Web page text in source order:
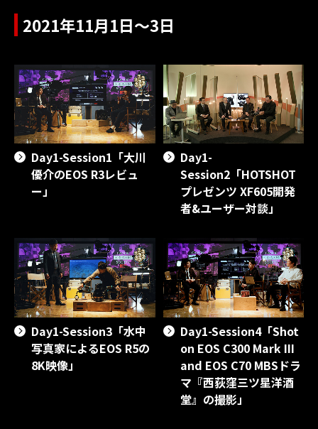
2021年11月1日～3日
Day1-Session1「大川
優介のEOS R3レビュ
ー」
Day1-
Session2「HOTSHOT
プレゼンツ XF605開発
者&ユーザー対談」
Day1-Session3「水中
写真家によるEOS R5の
8K映像」
Day1-Session4「Shot
on EOS C300 Mark III
and EOS C70 MBSドラ
マ『西荻窪三ツ星洋酒
堂』の撮影」